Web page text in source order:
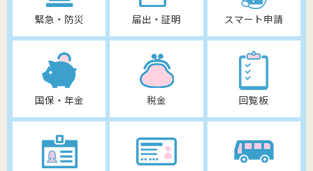
緊急・防災 届出・証明 スマート申請
国保・年金 税金 回覧板